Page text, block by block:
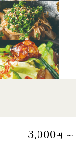
3,000円 〜